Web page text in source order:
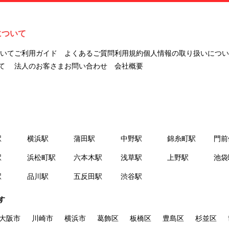
３.「本サイト」とは、当社が運営する本サービスに関するウェブサイ
トを意味します。
４.「物件」とは、本サイトに掲載された賃貸物件を意味します。
す。
７.「本会員制度」とは、会員による本サービスの利用の促進を目的と
８.「本規約等」とは、本規約、マイナビLIVINGご契約にあたり取得す
ョン注文書を意味します。
９.「契約期間開始日」とは、定期建物賃貸借契約（以下「賃貸借契
いて
てご利用ガイド
法人のお客さま
よくあるご質問
お問い合わせ
利用規約
会社概要
個人情報の取り扱いにつ
横浜駅 蒲田駅 中野駅 錦糸町駅 門
浜松町駅 六本木駅 浅草駅 上野駅 池
品川駅 五反田駅 渋谷駅
阪市 川崎市 横浜市 葛飾区 板橋区 豊島区 杉並区